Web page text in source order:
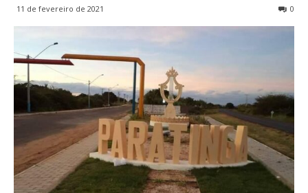
11 de fevereiro de 2021 0